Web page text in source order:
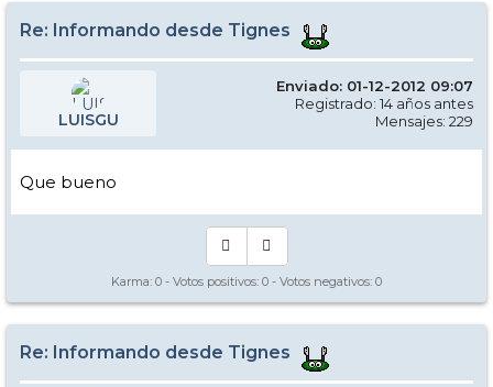
Re: Informando desde Tignes
LUISGU
Enviado: 01-12-2012 09:07
Registrado: 14 años antes
Mensajes: 229
Que bueno
Karma: 0 - Votos positivos: 0 - Votos negativos: 0
Re: Informando desde Tignes